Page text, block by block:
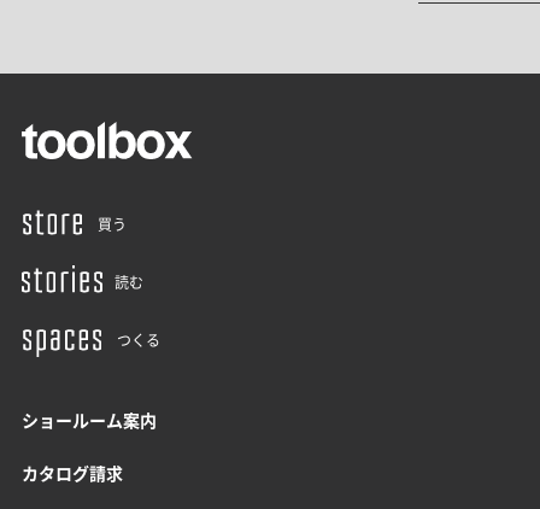
買う
読む
つくる
ショールーム案内
カタログ請求